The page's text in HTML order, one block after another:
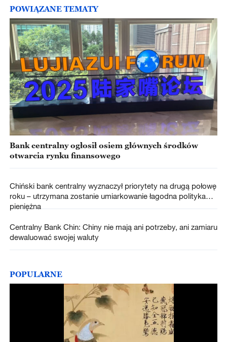
POWIĄZANE TEMATY
Bank centralny ogłosił osiem głównych środków
otwarcia rynku finansowego
Chiński bank centralny wyznaczył priorytety na drugą połowę
roku – utrzymana zostanie umiarkowanie łagodna polityka
pieniężna
Centralny Bank Chin: Chiny nie mają ani potrzeby, ani zamiaru
dewaluować swojej waluty
POPULARNE